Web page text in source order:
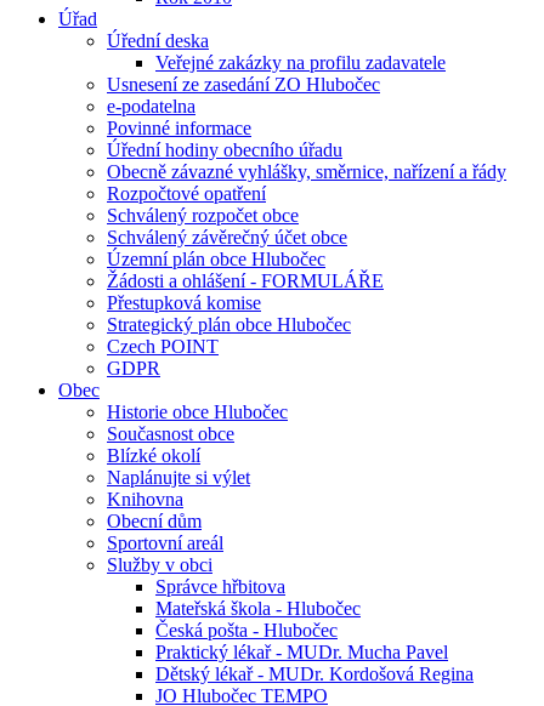
Úřad
Úřední deska
Veřejné zakázky na profilu zadavatele
Usnesení ze zasedání ZO Hlubočec
e-podatelna
Povinné informace
Úřední hodiny obecního úřadu
Obecně závazné vyhlášky, směrnice, nařízení a řády
Rozpočtové opatření
Schválený rozpočet obce
Schválený závěrečný účet obce
Územní plán obce Hlubočec
Žádosti a ohlášení - FORMULÁŘE
Přestupková komise
Strategický plán obce Hlubočec
Czech POINT
GDPR
Obec
Historie obce Hlubočec
Současnost obce
Blízké okolí
Naplánujte si výlet
Knihovna
Obecní dům
Sportovní areál
Služby v obci
Správce hřbitova
Mateřská škola - Hlubočec
Česká pošta - Hlubočec
Praktický lékař - MUDr. Mucha Pavel
Dětský lékař - MUDr. Kordošová Regina
JO Hlubočec TEMPO